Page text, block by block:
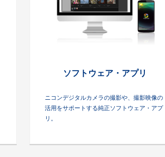
ソフトウェア・アプリ
ニコンデジタルカメラの撮影や、撮影映像の
活用をサポートする純正ソフトウェア・アプ
リ。